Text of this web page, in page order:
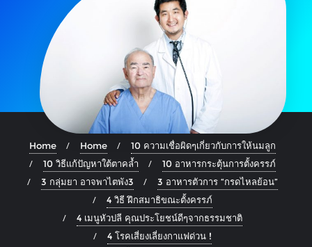
Home Home
10 ความเชื่อผิดๆเกี่ยวกับการให้นมลูก
10 วิธีแก้ปัญหาใต้ตาคล้ำ
10 อาหารกระตุ้นการตั้งครรภ์
3 กลุ่มยา อาจพาไตพัง3
3 อาหารตัวการ “กรดไหลย้อน”
4 วิธี ฝึกสมาธิขณะตั้งครรภ์
4 เมนูหัวปลี คุณประโยชน์ดีๆจากธรรมชาติ
4 โรคเสี่ยงเลี่ยงกาแฟด่วน !